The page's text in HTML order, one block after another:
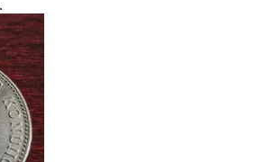
.